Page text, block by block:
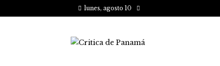
lunes, agosto 10